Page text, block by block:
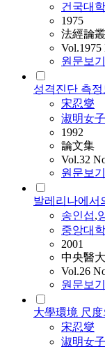
건국대
1975
法經論叢
Vol.1975
원문보기
성격진단 측
宋忍燮
淑明女
1992
論文集
Vol.32
원문보기
발레리나에서
송인섭,
중앙대
2001
中央醫
Vol.26
원문보기
大學環境 尺
宋忍燮
淑明女